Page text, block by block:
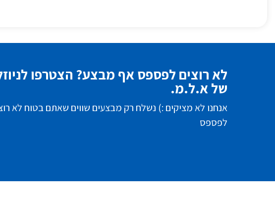
לא רוצים לפספס אף מבצע? הצטרפו
של א.ל.מ.
אנחנו לא מציקים :) נשלח רק מבצעים שווים שאתם בטוח לא
לפספס